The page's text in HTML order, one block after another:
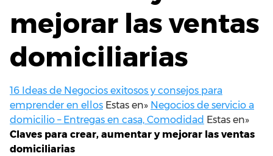
mejorar las ventas
domiciliarias
16 Ideas de Negocios exitosos y consejos para
emprender en ellos Estas en» Negocios de servicio a
domicilio – Entregas en casa, Comodidad Estas en»
Claves para crear, aumentar y mejorar las ventas
domiciliarias